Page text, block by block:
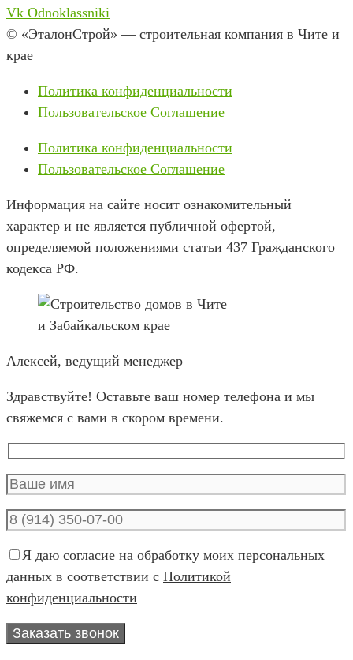
Vk Odnoklassniki
© «ЭталонСтрой» — строительная компания в Чите и
крае
Политика конфиденциальности
Пользовательское Соглашение
Политика конфиденциальности
Пользовательское Соглашение
Информация на сайте носит ознакомительный
характер и не является публичной офертой,
определяемой положениями статьи 437 Гражданского
кодекса РФ.
Алексей, ведущий менеджер
Здравствуйте! Оставьте ваш номер телефона и мы
свяжемся с вами в скором времени.
Я даю согласие на обработку моих персональных
данных в соответствии с Политикой
конфиденциальности